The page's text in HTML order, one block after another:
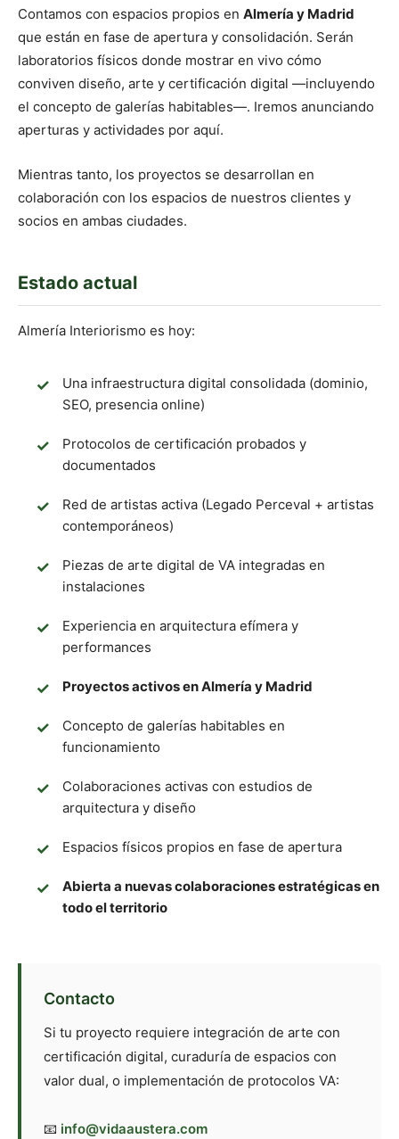
Contamos con espacios propios en Almería y Madrid
que están en fase de apertura y consolidación. Serán
laboratorios físicos donde mostrar en vivo cómo
conviven diseño, arte y certificación digital —incluyendo
el concepto de galerías habitables—. Iremos anunciando
aperturas y actividades por aquí.
Mientras tanto, los proyectos se desarrollan en
colaboración con los espacios de nuestros clientes y
socios en ambas ciudades.
Estado actual
Almería Interiorismo es hoy:
Una infraestructura digital consolidada (dominio,
SEO, presencia online)
Protocolos de certificación probados y
documentados
Red de artistas activa (Legado Perceval + artistas
contemporáneos)
Piezas de arte digital de VA integradas en
instalaciones
Experiencia en arquitectura efímera y
performances
Proyectos activos en Almería y Madrid
Concepto de galerías habitables en
funcionamiento
Colaboraciones activas con estudios de
arquitectura y diseño
Espacios físicos propios en fase de apertura
Abierta a nuevas colaboraciones estratégicas en
todo el territorio
Contacto
Si tu proyecto requiere integración de arte con
certificación digital, curaduría de espacios con
valor dual, o implementación de protocolos VA:
📧 info@vidaaustera.com